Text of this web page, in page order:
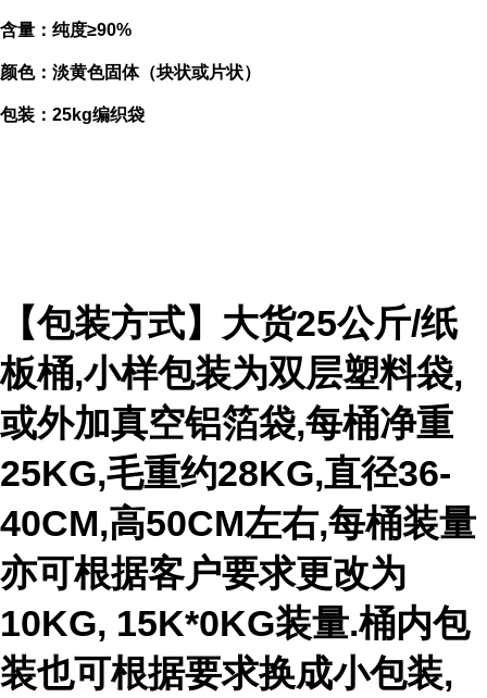
含量：纯度≥90%
颜色：淡黄色固体（块状或片状）
包装：25kg编织袋
【包装方式】大货25公斤/纸
板桶,小样包装为双层塑料袋,
或外加真空铝箔袋,每桶净重
25KG,毛重约28KG,直径36-
40CM,高50CM左右,每桶装量
亦可根据客户要求更改为
10KG, 15K*0KG装量.桶内包
装也可根据要求换成小包装,